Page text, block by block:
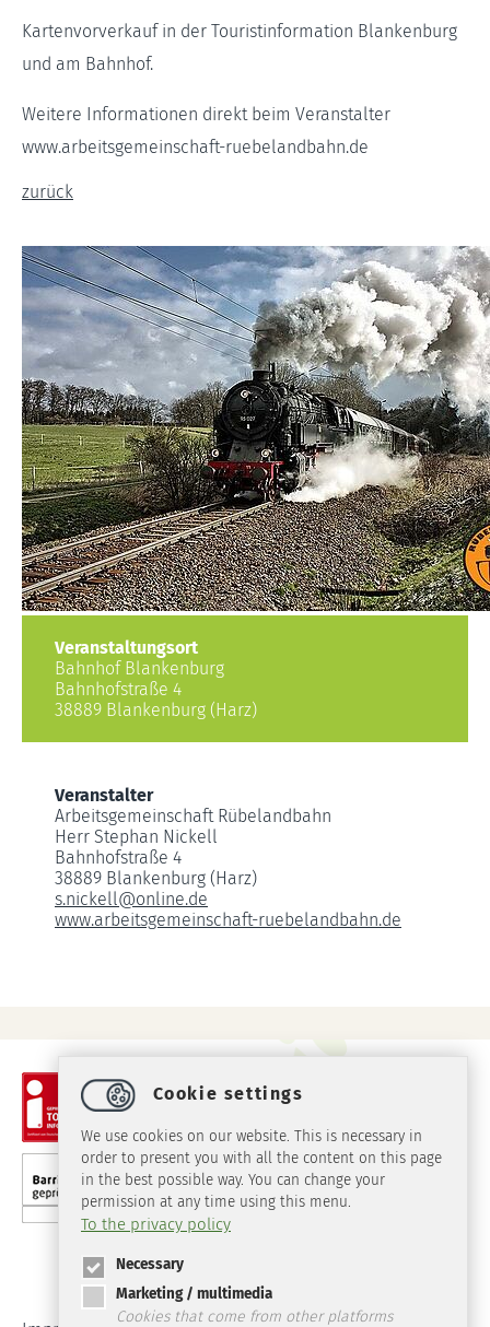
Kartenvorverkauf in der Touristinformation Blankenburg
und am Bahnhof.
Weitere Informationen direkt beim Veranstalter
www.arbeitsgemeinschaft-ruebelandbahn.de
zurück
Veranstaltungsort
Bahnhof Blankenburg
Bahnhofstraße 4
38889 Blankenburg (Harz)
Veranstalter
Arbeitsgemeinschaft Rübelandbahn
Herr Stephan Nickell
Bahnhofstraße 4
38889 Blankenburg (Harz)
s.nickell@online.de
www.arbeitsgemeinschaft-ruebelandbahn.de
Cookie settings
We use cookies on our website. This is necessary in
order to present you with all the content on this page
in the best possible way. You can change your
permission at any time using this menu.
To the privacy policy
Necessary
Marketing / multimedia
Cookies that come from other platforms